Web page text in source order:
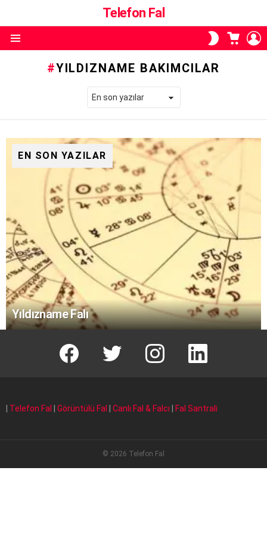
Telefon Fal
SKIN
ANAHTARI
SEPETI
YILDIZNAME BAKIMCILAR
EN SON YAZILAR
Yıldızname Falı
facebook T instagram Linkedin Fal
Telefon Fal Görüntülü Fal Canlı Fal & Falcı Fal Santrali
© 2026 Telefon Fal